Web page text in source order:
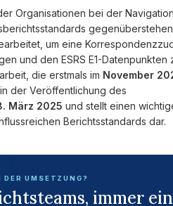
Organisationen bei der
um eine
und den ESRS E1-Datenpunkten
die erstmals im November
der Veröffentlichung des
März 2025 und stellt einen
Berichtsstandards dar.
DER UMSETZUNG?
immer